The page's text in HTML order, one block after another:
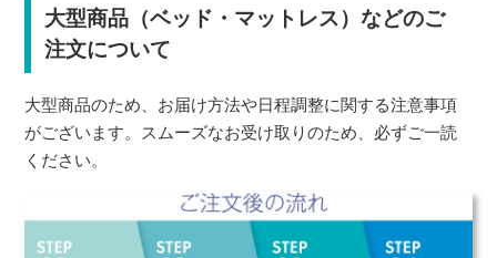
大型商品（ベッド・マットレス）などのご
注文について
大型商品のため、お届け方法や日程調整に関する注意事項
がございます。スムーズなお受け取りのため、必ずご一読
ください。